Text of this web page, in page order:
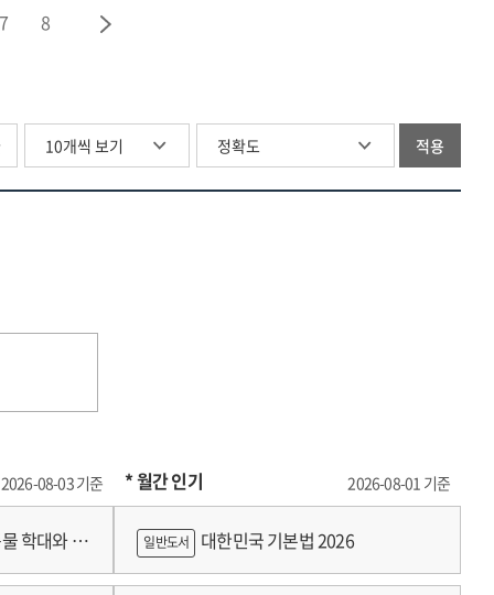
7 8
적용
2026-08-03 기준
학대와 분
* 월간 인기 2026-08-01 기준
일반도서 대한민국 기본법 2026